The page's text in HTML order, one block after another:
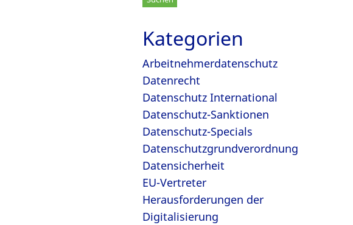
Kategorien
Arbeitnehmerdatenschutz
Datenrecht
Datenschutz International
Datenschutz-Sanktionen
Datenschutz-Specials
Datenschutzgrundverordnung
Datensicherheit
EU-Vertreter
Herausforderungen der
Digitalisierung